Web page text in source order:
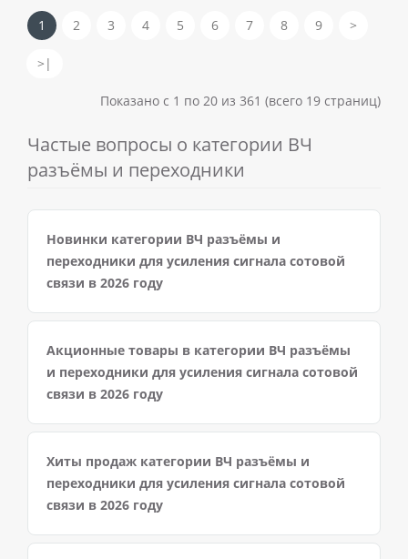
1 2 3 4 5 6 7 8 9 >
>|
Показано с 1 по 20 из 361 (всего 19 страниц)
Частые вопросы о категории ВЧ
разъёмы и переходники
Новинки категории ВЧ разъёмы и
переходники для усиления сигнала сотовой
связи в 2026 году
Акционные товары в категории ВЧ разъёмы
и переходники для усиления сигнала сотовой
связи в 2026 году
Хиты продаж категории ВЧ разъёмы и
переходники для усиления сигнала сотовой
связи в 2026 году